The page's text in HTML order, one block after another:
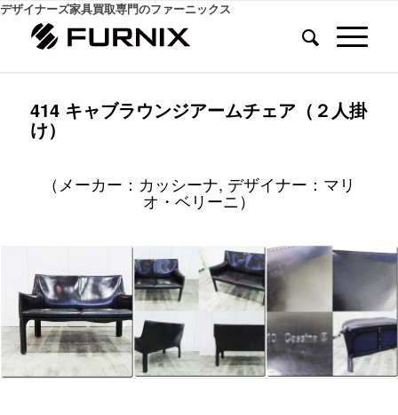
デザイナーズ家具買取専門のファーニックス
414 キャブラウンジアームチェア（２人掛
け）
（メーカー：カッシーナ, デザイナー：マリ
オ・ベリーニ）